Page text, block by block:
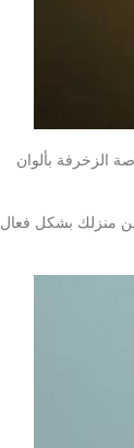
الزخرفة بألوان
منزلك بشكل فعال